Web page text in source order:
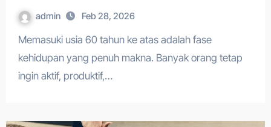
admin Feb 28, 2026
Memasuki usia 60 tahun ke atas adalah fase
kehidupan yang penuh makna. Banyak orang tetap
ingin aktif, produktif,…